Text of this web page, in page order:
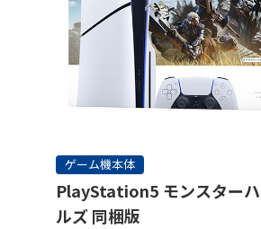
ゲーム機本体
PlayStation5 モンスター
ルズ 同梱版